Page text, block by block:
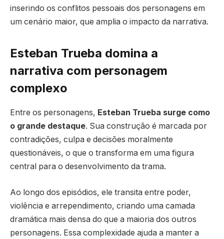
inserindo os conflitos pessoais dos personagens em
um cenário maior, que amplia o impacto da narrativa.
Esteban Trueba domina a
narrativa com personagem
complexo
Entre os personagens, Esteban Trueba surge como
o grande destaque. Sua construção é marcada por
contradições, culpa e decisões moralmente
questionáveis, o que o transforma em uma figura
central para o desenvolvimento da trama.
Ao longo dos episódios, ele transita entre poder,
violência e arrependimento, criando uma camada
dramática mais densa do que a maioria dos outros
personagens. Essa complexidade ajuda a manter a